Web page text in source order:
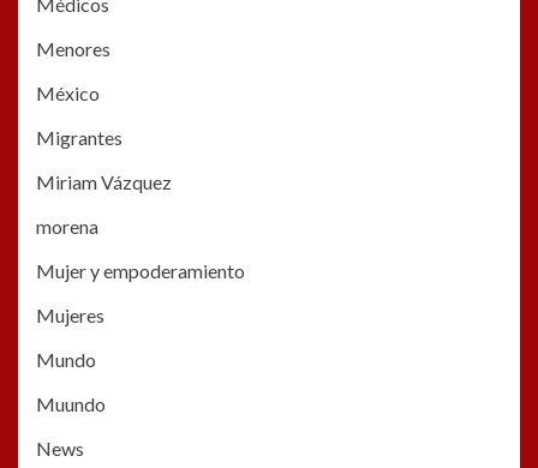
Menores
México
Migrantes
Miriam Vázquez
morena
Mujer y empoderamiento
Mujeres
Mundo
Muundo
News